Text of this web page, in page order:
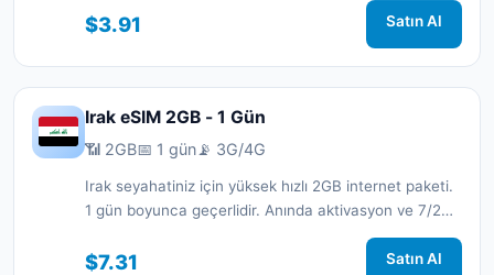
$3.91 Satın Al
Irak eSIM 2GB - 1 Gün
📶 2GB📅 1 gün📡 3G/4G
Irak seyahatiniz için yüksek hızlı 2GB internet paketi.
1 gün boyunca geçerlidir. Anında aktivasyon ve 7/24
$7.31 Satın Al